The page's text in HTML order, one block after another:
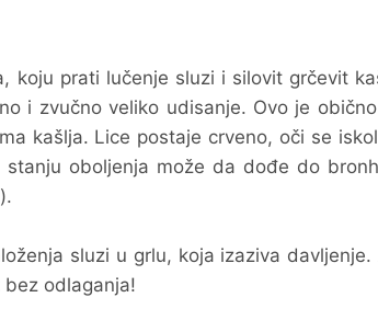
koju prati lučenje sluzi i silovit grčevit
i zvučno veliko udisanje. Ovo je
kašlja. Lice postaje crveno, oči se
oboljenja može da dođe do
sluzi u grlu, koja izaziva
odlaganja!